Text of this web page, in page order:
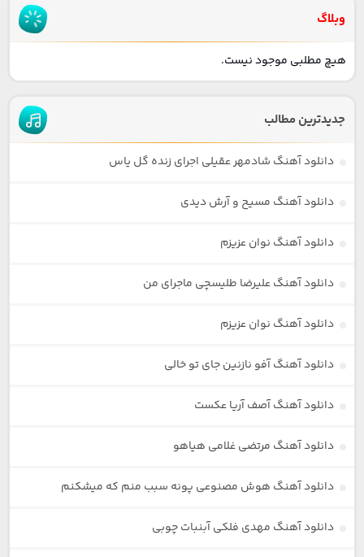
وبلاگ
هیچ مطلبی موجود نیست.
جدیدترین مطالب
دانلود آهنگ شادمهر عقیلی اجرای زنده گل یاس
دانلود آهنگ مسیح و آرش دیدی
دانلود آهنگ نوان عزیزم
دانلود آهنگ علیرضا طلیسچی ماجرای من
دانلود آهنگ نوان عزیزم
دانلود آهنگ آفو نازنین جای تو خالی
دانلود آهنگ آصف آریا عکست
دانلود آهنگ مرتضی غلامی هیاهو
دانلود آهنگ هوش مصنوعی پونه سبب منم که میشکنم
دانلود آهنگ مهدی فلکی آبنبات چوبی